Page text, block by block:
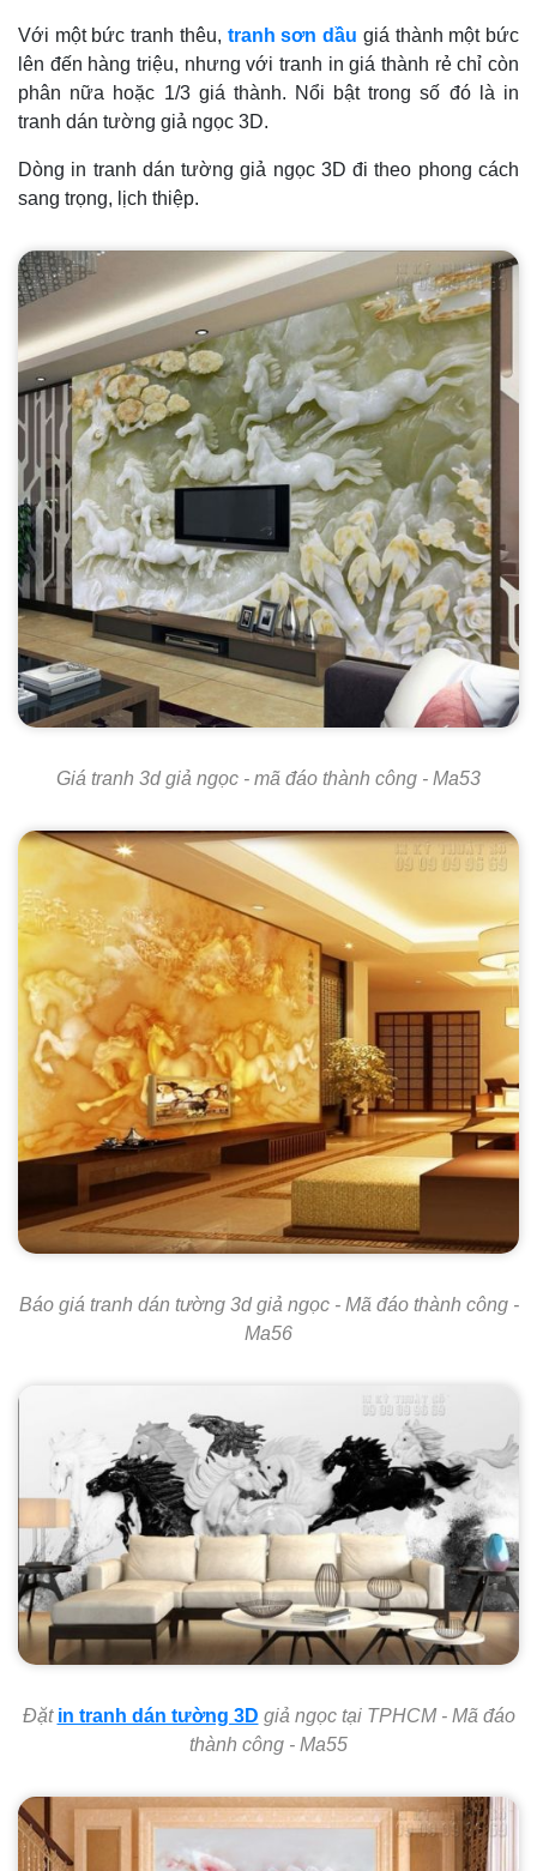
Với một bức tranh thêu, tranh sơn dầu giá thành một bức
lên đến hàng triệu, nhưng với tranh in giá thành rẻ chỉ còn
phân nữa hoặc 1/3 giá thành. Nổi bật trong số đó là in
tranh dán tường giả ngọc 3D.
Dòng in tranh dán tường giả ngọc 3D đi theo phong cách
sang trọng, lịch thiệp.
Giá tranh 3d giả ngọc - mã đáo thành công - Ma53
Báo giá tranh dán tường 3d giả ngọc - Mã đáo thành công -
Ma56
Đặt in tranh dán tường 3D giả ngọc tại TPHCM - Mã đáo
thành công - Ma55